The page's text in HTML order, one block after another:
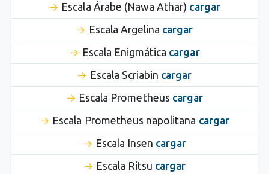
Escala Árabe (Nawa Athar) cargar
Escala Argelina cargar
Escala Enigmática cargar
Escala Scriabin cargar
Escala Prometheus cargar
Escala Prometheus napolitana cargar
Escala Insen cargar
Escala Ritsu cargar